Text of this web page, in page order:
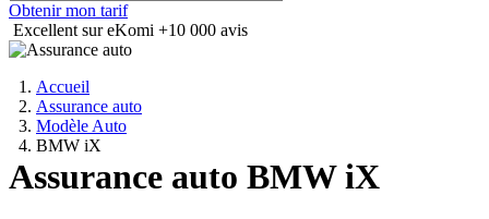
Obtenir mon tarif
Excellent sur eKomi +10 000 avis
Accueil
Assurance auto
Modèle Auto
BMW iX
Assurance auto BMW iX